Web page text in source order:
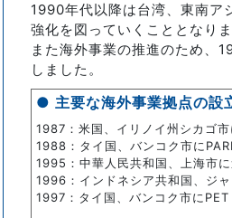
1990年代以降は台湾、東南ア
強化を図っていくこととなりま
また海外事業の推進のため、
しました。
● 主要な海外事業拠点の設
1987：米国、イリノイ州シカゴ
1988：タイ国、バンコク市に
1995：中華人民共和国、上海市に
1996：インドネシア共和国、ジ
1997：タイ国、バンコク市に